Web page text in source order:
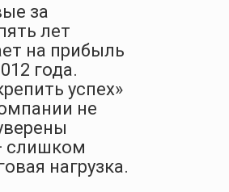
за
лет
на прибыль
года.
успех»
не
слишком
нагрузка.